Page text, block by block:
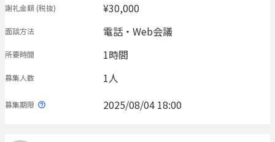
謝礼金額(税抜) ¥30,000
面談方法 電話・Web会議
所要時間 1時間
募集人数 1人
募集期限 2025/08/04 18:00